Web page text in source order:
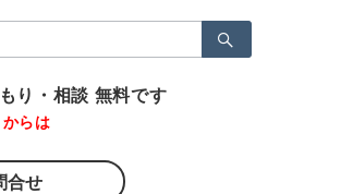
り・相談 無料です
らは
合せ